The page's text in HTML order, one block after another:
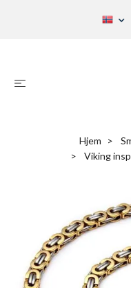
Hjem
Viking